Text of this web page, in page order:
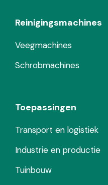
Reinigingsmachines
Veegmachines
Schrobmachines
Toepassingen
Transport en logistiek
Industrie en productie
Tuinbouw